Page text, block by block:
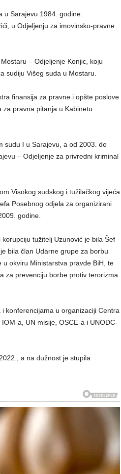
u Sarajevu 1984. godine.
u Odjeljenju za imovinsko-pravne
– Odjeljenje Konjic, koju
sudiju Višeg suda u Mostaru.
finansija za pravne i opšte poslove
za pravna pitanja u Kabinetu
sudu I u Sarajevu, a od 2003. do
– Odjeljenje za privredni kriminal
Visokog sudskog i tužilačkog vijeća
Posebnog odjela za organizirani
godine.
tužitelj Uzunović je bila Šef
bila član Udarne grupe za borbu
okviru Ministarstva pravde BiH, te
za prevenciju borbe protiv terorizma
konferencijama u organizaciji Centra
a, UN misije, OSCE-a i UNODC-
a na dužnost je stupila